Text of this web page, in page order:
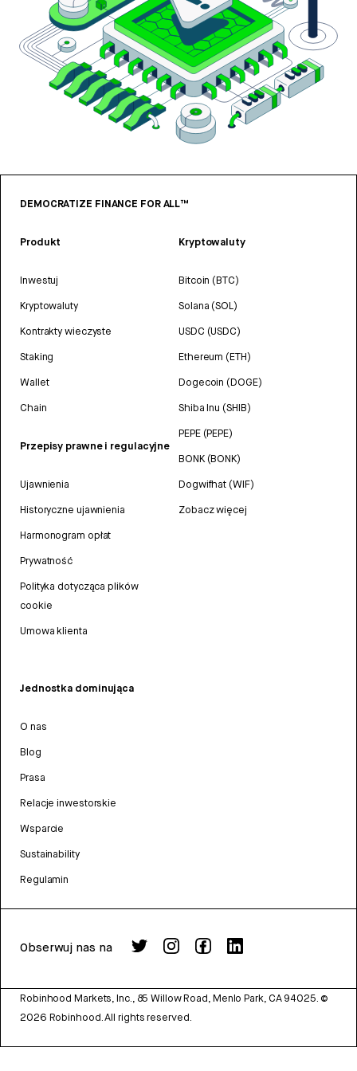
DEMOCRATIZE FINANCE FOR ALL™
Produkt
Inwestuj
Kryptowaluty
Kontrakty wieczyste
Staking
Wallet
Chain
Przepisy prawne i regulacyjne
Ujawnienia
Historyczne ujawnienia
Harmonogram opłat
Prywatność
Polityka dotycząca plików
cookie
Umowa klienta
Kryptowaluty
Bitcoin (BTC)
Solana (SOL)
USDC (USDC)
Ethereum (ETH)
Dogecoin (DOGE)
Shiba Inu (SHIB)
PEPE (PEPE)
BONK (BONK)
Dogwifhat (WIF)
Zobacz więcej
Jednostka dominująca
O nas
Blog
Prasa
Relacje inwestorskie
Wsparcie
Sustainability
Regulamin
Obserwuj nas na
Robinhood Markets, Inc., 85 Willow Road, Menlo Park, CA 94025. ©
2026 Robinhood. All rights reserved.